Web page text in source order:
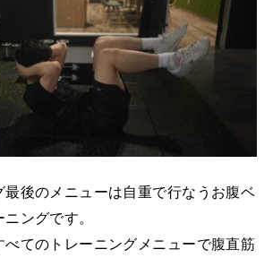
最後のメニューは自重で行なうお腹ベ
ングです。
べてのトレーニングメニューで腹直筋